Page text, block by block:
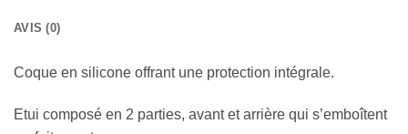
AVIS (0)
Coque en silicone offrant une protection intégrale.
Etui composé en 2 parties, avant et arrière qui s’emboîtent